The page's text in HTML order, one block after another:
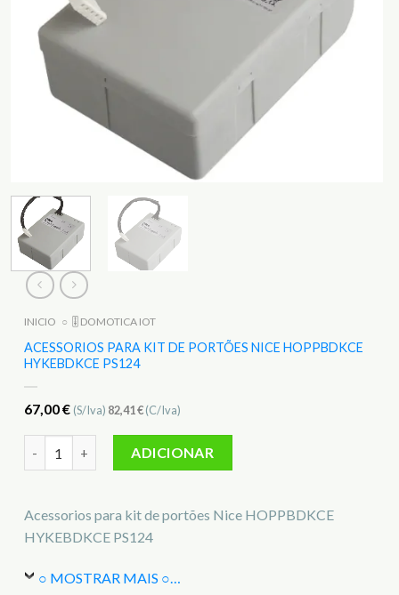
INICIO ○ 🎚️ DOMOTICA IOT
ACESSORIOS PARA KIT DE PORTÕES NICE HOPPBDKCE
HYKEBDKCE PS124
67,00€ (S/Iva) 82,41€(C/Iva)
ADICIONAR
Acessorios para kit de portões Nice HOPPBDKCE
HYKEBDKCE PS124
○ MOSTRAR MAIS ○…